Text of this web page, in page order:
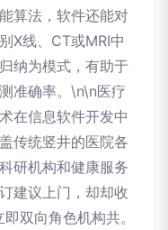
算法，软件还能对
X线、CT或MRI中
纳为模式，有助于
准确率。\n\n医疗
在信息软件开发中
传统竖井的医院各
研机构和健康服务
建议上门，却却收
双向角色机构共。